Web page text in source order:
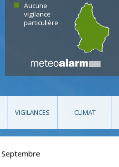
Aucune
vigilance
particulière
VIGILANCES CLIMAT
Septembre